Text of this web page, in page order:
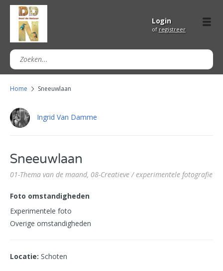
Login
of registreer
Home Sneeuwlaan
Ingrid Van Damme
Sneeuwlaan
01-Thema van de maand, 08-Creatieve / experimentele fotografie
Foto omstandigheden
Experimentele foto
Overige omstandigheden
Locatie: Schoten